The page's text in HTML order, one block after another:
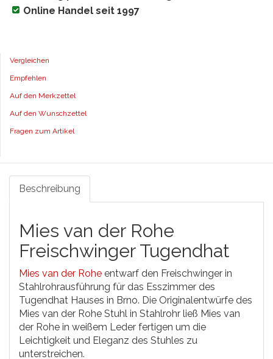
Online Handel seit 1997
Vergleichen
Empfehlen
Auf den Merkzettel
Auf den Wunschzettel
Fragen zum Artikel
Beschreibung
Mies van der Rohe
Freischwinger Tugendhat
Mies van der Rohe entwarf den Freischwinger in
Stahlrohrausführung für das Esszimmer des
Tugendhat Hauses in Brno. Die Originalentwürfe des
Mies van der Rohe Stuhl in Stahlrohr ließ Mies van
der Rohe in weißem Leder fertigen um die
Leichtigkeit und Eleganz des Stuhles zu
unterstreichen.